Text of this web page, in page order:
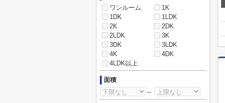
ワンルーム
1K
1DK
1LDK
2K
2DK
2LDK
3K
3DK
3LDK
4K
4DK
4LDK以上
面積
～